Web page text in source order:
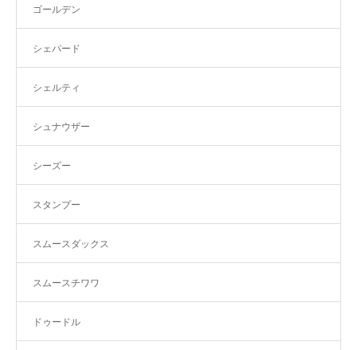
ゴールデン
シェパード
シェルティ
シュナウザー
シーズー
スタンプー
スムースダックス
スムースチワワ
ドゥードル